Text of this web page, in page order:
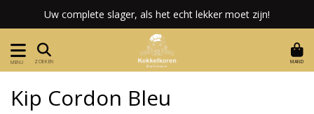
Uw complete slager, als het echt lekker moet zijn!
MENU ZOEKEN MAND
Kip Cordon Bleu